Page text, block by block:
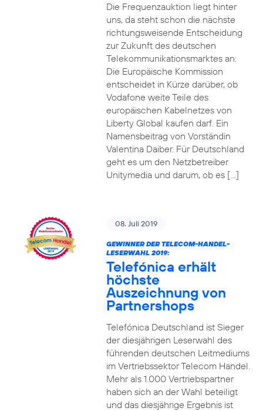
Die Frequenzauktion liegt hinter
uns, da steht schon die nächste
richtungsweisende Entscheidung
zur Zukunft des deutschen
Telekommunikationsmarktes an:
Die Europäische Kommission
entscheidet in Kürze darüber, ob
Vodafone weite Teile des
europäischen Kabelnetzes von
Liberty Global kaufen darf. Ein
Namensbeitrag von Vorständin
Valentina Daiber. Für Deutschland
geht es um den Netzbetreiber
Unitymedia und darum, ob es […]
08. Juli 2019
GEWINNER DER TELECOM-HANDEL-
LESERWAHL 2019:
Telefónica erhält
höchste
Auszeichnung von
Partnershops
Telefónica Deutschland ist Sieger
der diesjährigen Leserwahl des
führenden deutschen Leitmediums
im Vertriebssektor Telecom Handel.
Mehr als 1.000 Vertriebspartner
haben sich an der Wahl beteiligt
und das diesjährige Ergebnis ist